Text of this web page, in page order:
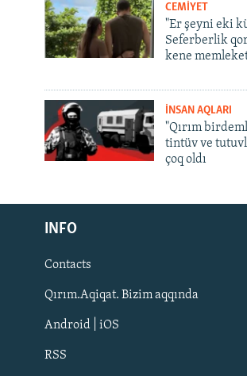
Русский
Українською
QOŞULIÑIZ!
CEMİYET
"Er şeyni eki
Seferberlik
kene
İNSAN AQLARI
"Qırım
tintüv ve
çoq oldı
INFO
Contacts
Qırım.Aqiqat. Bizim aqqında
Android | iOS
RSS